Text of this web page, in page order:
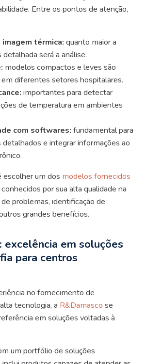
Entre os pontos de atenção,
térmica: quanto maior a
detalhada será a análise.
modelos compactos e leves são
em diferentes setores hospitalares.
importantes para detectar
de temperatura em ambientes
com softwares: fundamental para
detalhados e integrar informações ao
escolher um dos modelos fornecidos
conhecidos por sua alta qualidade na
problemas, identificação de
grandes benefícios.
excelência em soluções
para centros
no fornecimento de
tecnologia, a R&Damasco se
em soluções voltadas à
um portfólio de soluções